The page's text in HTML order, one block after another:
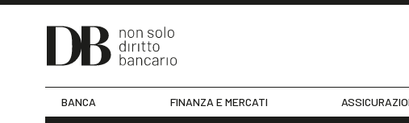
BANCA FINANZA E MERCATI